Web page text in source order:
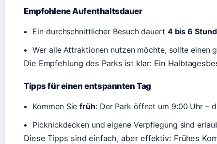
Empfohlene Aufenthaltsdauer
Ein durchschnittlicher Besuch dauert 4 bis 6
Wer alle Attraktionen nutzen möchte, sollte einen
Die Empfehlung des Parks ist klar: Ein
Tipps für einen entspannten Tag
Kommen Siefrüh: Der Park öffnet um 9:00 Uhr –
Picknickdecken und eigene Verpflegung sind
Diese Tipps sind einfach, aber effektiv: Frühes